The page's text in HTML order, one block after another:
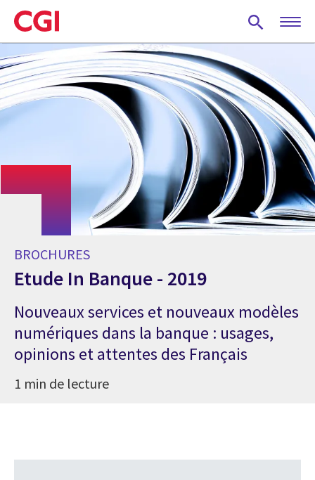
Skip
to
main
content
BROCHURES
Etude In Banque - 2019
Nouveaux services et nouveaux modèles
numériques dans la banque : usages,
opinions et attentes des Français
1 min de lecture